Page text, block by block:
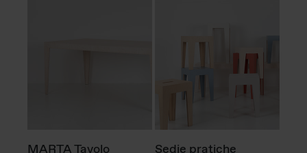
MARTA Tavolo
Sedie pratiche